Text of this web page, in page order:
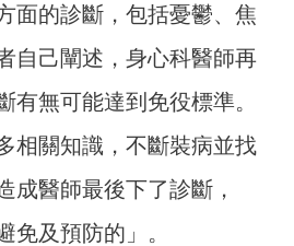
面的診斷，包括憂鬱、焦
自己闡述，身心科醫師再
有無可能達到免役標準。
相關知識，不斷裝病並找
成醫師最後下了診斷，
免及預防的」。